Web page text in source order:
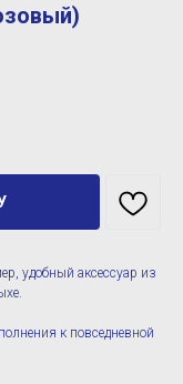
удобный аксессуар из
к повседневной